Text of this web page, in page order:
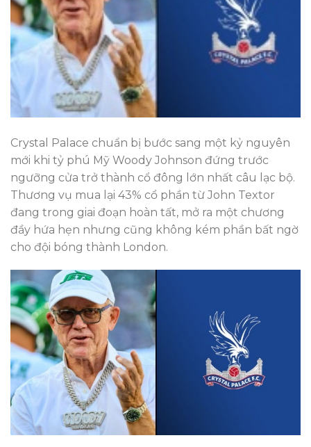
Crystal Palace chuẩn bị bước sang một kỷ nguyên
mới khi tỷ phú Mỹ Woody Johnson đứng trước
ngưỡng cửa trở thành cổ đông lớn nhất câu lạc bộ.
Thương vụ mua lại 43% cổ phần từ John Textor
đang trong giai đoạn hoàn tất, mở ra một chương
đầy hứa hẹn nhưng cũng không kém phần bất ngờ
cho đội bóng thành London.